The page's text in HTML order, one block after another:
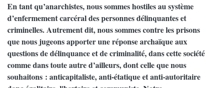
En tant qu’anarchistes, nous sommes hostiles au système
d’enfermement carcéral des personnes délinquantes et
criminelles. Autrement dit, nous sommes contre les prisons
que nous jugeons apporter une réponse archaïque aux
questions de délinquance et de criminalité, dans cette société
comme dans toute autre d’ailleurs, dont celle que nous
souhaitons : anticapitaliste, anti-étatique et anti-autoritaire